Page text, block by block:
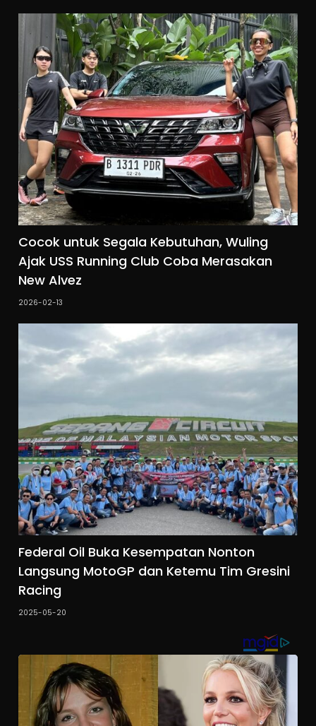
Cocok untuk Segala Kebutuhan, Wuling
Ajak USS Running Club Coba Merasakan
New Alvez
2026-02-13
Federal Oil Buka Kesempatan Nonton
Langsung MotoGP dan Ketemu Tim Gresini
Racing
2025-05-20